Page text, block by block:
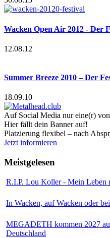
Wacken Open Air 2012 - Der
12.08.12
Summer Breeze 2010 – Der
18.09.10
Auf Social Media nur eine(r)
Hier fällt dein Banner auf!
Platzierung flexibel – nach
Jetzt informieren
Meistgelesen
R.I.P. Lou Koller - Mein
In Wacken, auf Wacken oder
MEGADETH kommen 2027
Deutschland